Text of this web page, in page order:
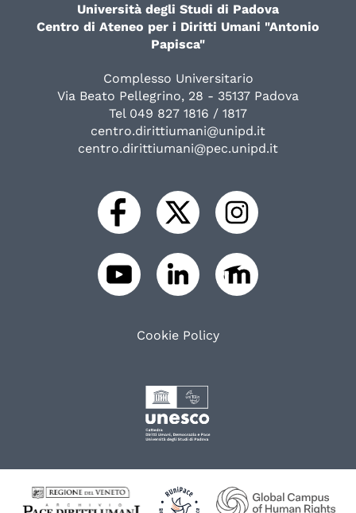
Università degli Studi di Padova
Centro di Ateneo per i Diritti Umani "Antonio
Papisca"
Complesso Universitario
Via Beato Pellegrino, 28 - 35137 Padova
Tel 049 827 1816 / 1817
centro.dirittiumani@unipd.it
centro.dirittiumani@pec.unipd.it
Cookie Policy